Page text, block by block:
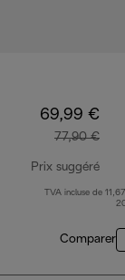
69,99 €
77,90 €
Prix suggéré
prix
TVA incluse de
Comparer